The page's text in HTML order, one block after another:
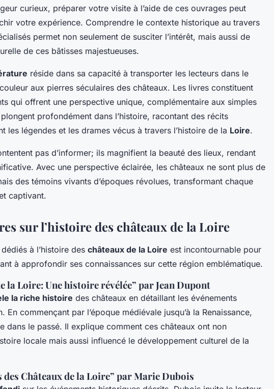
curieux, préparer votre visite à l’aide de ces ouvrages peut
votre expérience. Comprendre le contexte historique au travers
permet non seulement de susciter l’intérêt, mais aussi de
de ces bâtisses majestueuses.
réside dans sa capacité à transporter les lecteurs dans le
aux pierres séculaires des châteaux. Les livres constituent
qui offrent une perspective unique, complémentaire aux simples
profondément dans l’histoire, racontant des récits
les légendes et les drames vécus à travers l’histoire de la Loire.
pas d’informer; ils magnifient la beauté des lieux, rendant
Avec une perspective éclairée, les châteaux ne sont plus de
des témoins vivants d’époques révolues, transformant chaque
captivant.
sur l’histoire des châteaux de la Loire
dédiés à l’histoire des châteaux de la Loire est incontournable pour
à approfondir ses connaissances sur cette région emblématique.
la Loire: Une histoire révélée” par Jean Dupont
la riche histoire des châteaux en détaillant les événements
En commençant par l’époque médiévale jusqu’à la Renaissance,
dans le passé. Il explique comment ces châteaux ont non
locale mais aussi influencé le développement culturel de la
des Châteaux de la Loire” par Marie Dubois